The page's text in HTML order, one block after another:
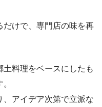
だけで、専門店の味を再
料理をベースにしたも
、アイデア次第で立派な